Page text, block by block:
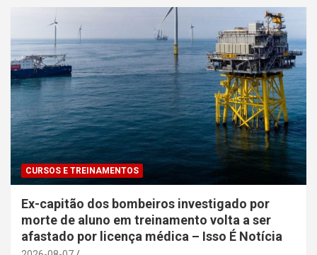
CURSOS E TREINAMENTOS
Ex-capitão dos bombeiros investigado por
morte de aluno em treinamento volta a ser
afastado por licença médica – Isso É Notícia